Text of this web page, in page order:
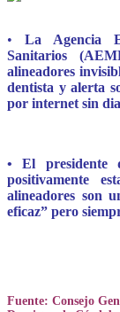
•La Agencia
Sanitarios
alineadores
dentista y alerta
por internet sin
• El presidente
positivamente
alineadores son
eficaz” pero
Fuente: Consejo